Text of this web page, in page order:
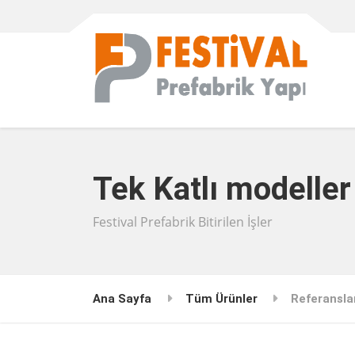
Tek Katlı modeller
Festival Prefabrik Bitirilen İşler
Ana Sayfa Tüm Ürünler